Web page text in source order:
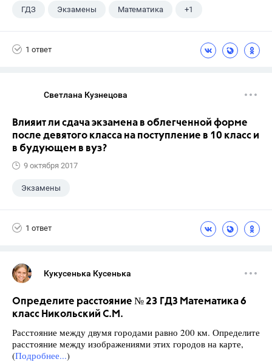
ГДЗ Экзамены Математика +1
1 ответ
Светлана Кузнецова
Влияит ли сдача экзамена в облегченной форме
после девятого класса на поступление в 10 класс и
в будующем в вуз?
9 октября 2017
Экзамены
1 ответ
Кукусенька Кусенька
Определите расстояние № 23 ГДЗ Математика 6
класс Никольский С.М.
Расстояние между двумя городами равно 200 км. Определите
расстояние между изображениями этих городов на карте,
(Подробнее...)